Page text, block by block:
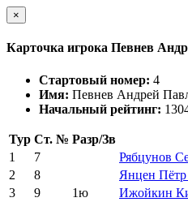
×
Карточка игрока Певнев
Стартовый номер: 4
Имя: Певнев Андрей
Начальный рейтинг:
Тур Ст. № Разр/Зв
1
7 Рябцунов
2
8 Янцен Пётр
3
9 1ю Ижойкин